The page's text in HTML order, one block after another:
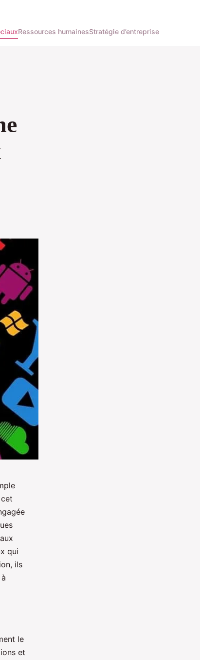
Ressources humainesStratégie d’entreprise
qui
ils
le
et